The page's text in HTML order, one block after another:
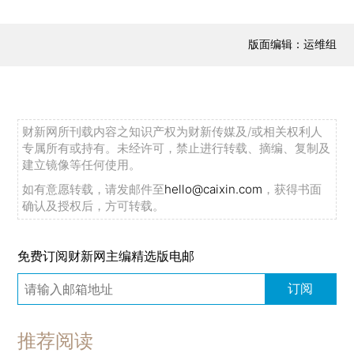
版面编辑：运维组
财新网所刊载内容之知识产权为财新传媒及/或相关权利人
专属所有或持有。未经许可，禁止进行转载、摘编、复制及
建立镜像等任何使用。
如有意愿转载，请发邮件至hello@caixin.com ，获得书面
确认及授权后，方可转载。
免费订阅财新网主编精选版电邮
订阅
推荐阅读